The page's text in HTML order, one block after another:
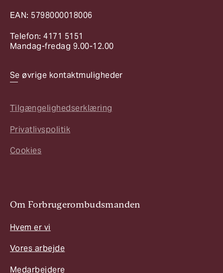
EAN: 5798000018006
Telefon: 4171 5151
Mandag-fredag 9.00-12.00
Se øvrige kontaktmuligheder
Tilgængelighedserklæring
Privatlivspolitik
Cookies
Om Forbrugerombudsmanden
Hvem er vi
Vores arbejde
Medarbejdere